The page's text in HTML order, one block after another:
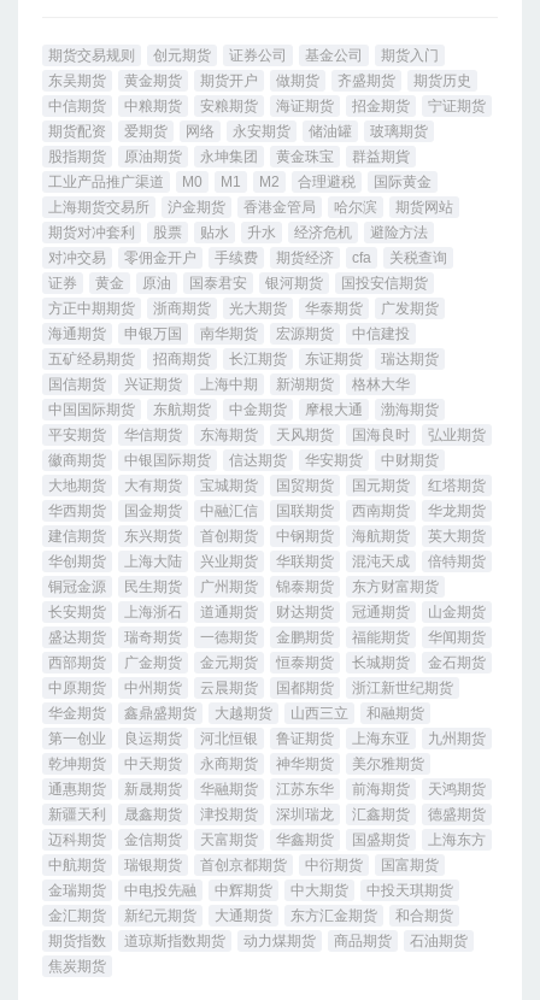
期货交易规则 创元期货 证券公司 基金公司
期货入门
东吴期货
黄金期货 期货开户 做期货 齐盛期货
期货历史
中信期货
中粮期货 安粮期货 海证期货 招金期货
宁证期货
期货配资
爱期货 网络 永安期货 储油罐
玻璃期货
股指期货
原油期货 永坤集团 黄金珠宝
群益期貨
工业产品推广渠道
M0 M1 M2 合理避税
国际黄金
上海期货交易所
沪金期货 香港金管局 哈尔滨
期货网站
期货对冲套利
股票 贴水 升水 经济危机
避险方法
对冲交易
零佣金开户 手续费 期货经济 cfa
关税查询
证券
黄金 原油 国泰君安 银河期货
国投安信期货
方正中期期货
浙商期货 光大期货 华泰期货
广发期货
海通期货
申银万国 南华期货 宏源期货
中信建投
五矿经易期货
招商期货 长江期货 东证期货
瑞达期货
国信期货
兴证期货 上海中期 新湖期货
格林大华
中国国际期货
东航期货 中金期货 摩根大通
渤海期货
平安期货
华信期货 东海期货 天风期货 国海良时
弘业期货
徽商期货
中银国际期货 信达期货 华安期货
中财期货
大地期货
大有期货 宝城期货 国贸期货 国元期货
红塔期货
华西期货
国金期货 中融汇信 国联期货 西南期货
华龙期货
建信期货
东兴期货 首创期货 中钢期货 海航期货
英大期货
华创期货
上海大陆 兴业期货 华联期货 混沌天成
倍特期货
铜冠金源
民生期货 广州期货 锦泰期货
东方财富期货
长安期货
上海浙石 道通期货 财达期货 冠通期货
山金期货
盛达期货
瑞奇期货 一德期货 金鹏期货 福能期货
华闻期货
西部期货
广金期货 金元期货 恒泰期货 长城期货
金石期货
中原期货
中州期货 云晨期货 国都期货
浙江新世纪期货
华金期货
鑫鼎盛期货 大越期货 山西三立
和融期货
第一创业
良运期货 河北恒银 鲁证期货 上海东亚
九州期货
乾坤期货
中天期货 永商期货 神华期货
美尔雅期货
通惠期货
新晟期货 华融期货 江苏东华 前海期货
天鸿期货
新疆天利
晟鑫期货 津投期货 深圳瑞龙 汇鑫期货
德盛期货
迈科期货
金信期货 天富期货 华鑫期货 国盛期货
上海东方
中航期货
瑞银期货 首创京都期货 中衍期货
国富期货
金瑞期货
中电投先融 中辉期货 中大期货
中投天琪期货
金汇期货
新纪元期货 大通期货 东方汇金期货
和合期货
期货指数
道琼斯指数期货 动力煤期货 商品期货
石油期货
焦炭期货